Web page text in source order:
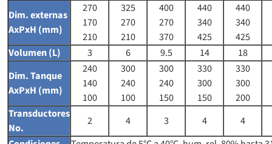
Dim. externas
AxPxH (mm)
270
170
210
325
270
210
400
270
370
440
340
425
440
340
425
Volumen (L)
3 6 9.5 14
18
Dim. Tanque
AxPxH (mm)
240
140
100
300
240
100
300
240
150
330
300
150
330
300
200
Transductores
No.
2 4 3 4
4